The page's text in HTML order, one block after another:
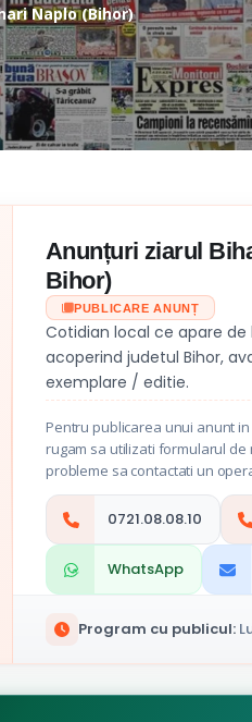
Naplo (Bihor)
Anunțuri ziarul
Bihor)
PUBLICARE ANUNȚ
Cotidian local ce apare
acoperind judetul Bihor,
exemplare / editie.
Pentru publicarea unui anunt
rugam sa utilizati formularul de
probleme sa contactati un
0721.08.08.10
WhatsApp
Program cu publicul: